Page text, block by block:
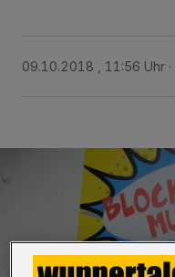
09.10.2018 , 11:56 Uhr